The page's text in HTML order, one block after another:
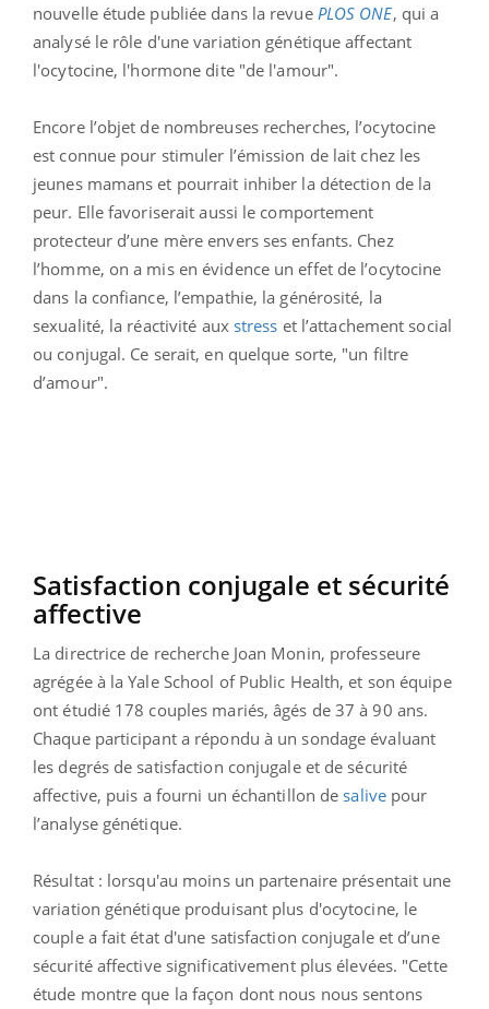
nouvelle étude publiée dans la revue PLOS ONE, qui a
analysé le rôle d'une variation génétique affectant
l'ocytocine, l'hormone dite "de l'amour".
Encore l’objet de nombreuses recherches, l’ocytocine
est connue pour stimuler l’émission de lait chez les
jeunes mamans et pourrait inhiber la détection de la
peur. Elle favoriserait aussi le comportement
protecteur d’une mère envers ses enfants. Chez
l’homme, on a mis en évidence un effet de l’ocytocine
dans la confiance, l’empathie, la générosité, la
sexualité, la réactivité aux stress et l’attachement social
ou conjugal. Ce serait, en quelque sorte, "un filtre
d’amour".
Satisfaction conjugale et sécurité
affective
La directrice de recherche Joan Monin, professeure
agrégée à la Yale School of Public Health, et son équipe
ont étudié 178 couples mariés, âgés de 37 à 90 ans.
Chaque participant a répondu à un sondage évaluant
les degrés de satisfaction conjugale et de sécurité
affective, puis a fourni un échantillon de salivepour
l’analyse génétique.
Résultat : lorsqu'au moins un partenaire présentait une
variation génétique produisant plus d'ocytocine, le
couple a fait état d'une satisfaction conjugale et d’une
sécurité affective significativement plus élevées. "Cette
étude montre que la façon dont nous nous sentons